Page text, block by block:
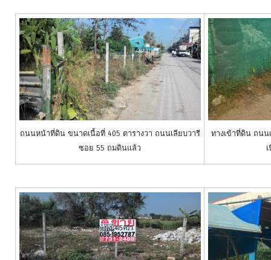
ถนนหน้าที่ดิน ขนาดเนื้อที่ 405 ตารางวา ถนนเลียบวารี
ซอย 55 ถมดินแล้ว
ทางเข้าที่ดิน ถน